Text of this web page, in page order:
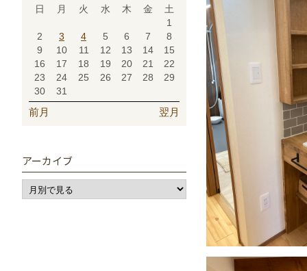
日 月 火 水 木 金
土
1
2
3 4 5 6 7
8
9
10 11 12 13 14
15
16
17 18 19 20 21
22
23
24 25 26 27 28
29
30
31
前月 翌月
アーカイブ